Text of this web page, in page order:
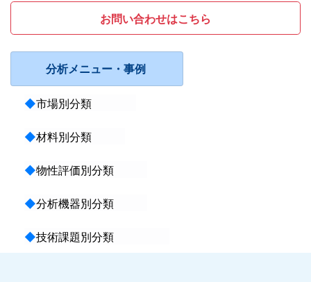
お問い合わせはこちら
分析メニュー・事例
◆市場別分類
◆材料別分類
◆物性評価別分類
◆分析機器別分類
◆技術課題別分類